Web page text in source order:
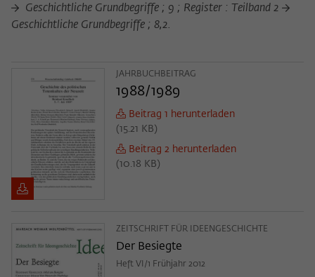
Geschichtliche Grundbegriffe ; 9 ; Register : Teilband 2
Geschichtliche Grundbegriffe ; 8,2.
JAHRBUCHBEITRAG
1988/1989
Beitrag 1 herunterladen
(15.21 KB )
Beitrag 2 herunterladen
(10.18 KB )
ZEITSCHRIFT FÜR IDEENGESCHICHTE
Der Besiegte
Heft VI/1 Frühjahr 2012
Zweck
der/die Besucher:in durch eine Verlinkung
auf wiko-berlin.de weitergeleitet wurde.
_pk_ses
Anbieter
Laufzeit 30 Minuten
Dieses kurzlebige Cookie wird dazu
zu speichern.
können